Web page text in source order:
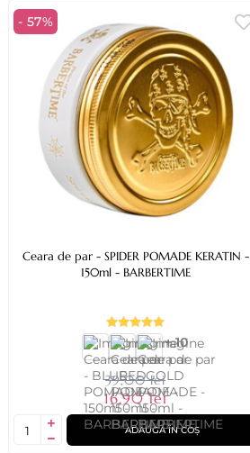
- 57%
Ceara de par - SPIDER POMADE KERATIN -
150ml - BARBERTIME
+ 10
39,00 lei
16,90 lei
ADAUGĂ ÎN COȘ